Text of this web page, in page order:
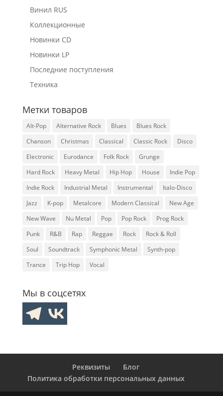
Винил RUS
Коллекционные
Новинки CD
Новинки LP
Последние поступления
Техника
Метки товаров
Alt-Pop Alternative Rock Blues
Blues Rock
Chanson
Christmas Classical Classic Rock
Disco
Electronic
Eurodance Folk Rock
Grunge
Hard Rock
Heavy Metal Hip Hop House
Indie Pop
Indie Rock
Industrial Metal Instrumental
Italo-Disco
Jazz
K-pop Metalcore Modern Classical
New Age
New Wave
Nu Metal Pop Pop Rock
Prog Rock
Punk
R&B Rap Reggae Rock
Rock & Roll
Soul
Soundtrack Symphonic Metal
Synth-pop
Trance
Trip Hop Vocal
Мы в соцсетях
Реквизиты
Блог
Политика обработки персональных данных